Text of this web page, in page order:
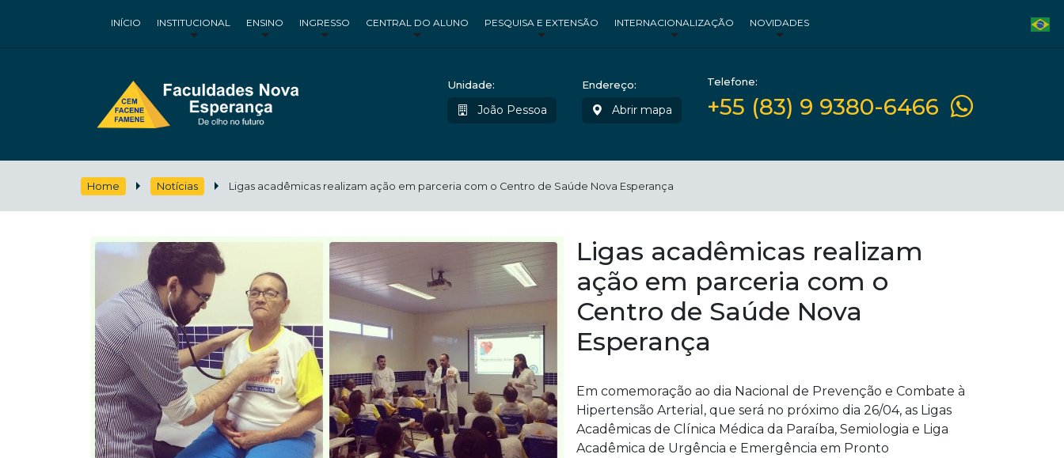
INÍCIO INSTITUCIONAL ENSINO INGRESSO CENTRAL DO ALUNO PESQUISA E EXTENSÃO INTERNACIONALIZAÇÃO NOVIDADES
Unidade:
João Pessoa
Endereço:
Abrir mapa
Telefone:
+55 (83) 9 9380-6466
Home Notícias Ligas acadêmicas realizam ação em parceria com o Centro de Saúde Nova Esperança
Ligas acadêmicas realizam
ação em parceria com o
Centro de Saúde Nova
Esperança
Em comemoração ao dia Nacional de Prevenção e Combate à
Hipertensão Arterial, que será no próximo dia 26/04, as Ligas
Acadêmicas de Clínica Médica da Paraíba, Semiologia e Liga
Acadêmica de Urgência e Emergência em Pronto